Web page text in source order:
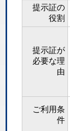
提示証の
役割
提示証が
必要な理
由
ご利用条
件